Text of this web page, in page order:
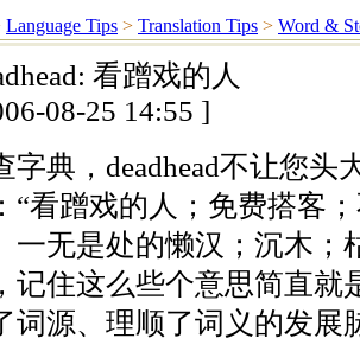
Language Tips > Translation Tips > Word &
看蹭戏的人
08-25 14:55 ]
字典，deadhead不让您头
“看蹭戏的人；免费搭客
一无是处的懒汉；沉木
记住这么些个意思简直就
词源、理顺了词义的发展